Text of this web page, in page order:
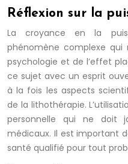
Réflexion sur la
La croyance en la
phénomène complexe
psychologie et de l’effet
ce sujet avec un esprit
à la fois les aspects
de la lithothérapie.
personnelle qui ne doit
médicaux. Il est important
santé qualifié pour tout